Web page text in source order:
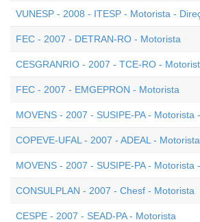
VUNESP - 2008 - ITESP - Motorista -
FEC - 2007 - DETRAN-RO - Motorista
CESGRANRIO - 2007 - TCE-RO -
FEC - 2007 - EMGEPRON - Motorista
MOVENS - 2007 - SUSIPE-PA - Motorista
COPEVE-UFAL - 2007 - ADEAL - Motorista
MOVENS - 2007 - SUSIPE-PA - Motorista
CONSULPLAN - 2007 - Chesf - Motorista
CESPE - 2007 - SEAD-PA - Motorista